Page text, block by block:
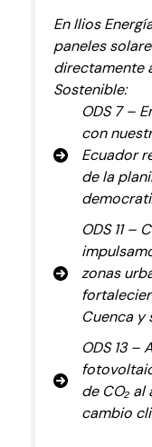
En Ilios
paneles
directamente
Sostenible:
ODS 7 –
con
Ecuador
de la
ODS 11 –
zonas
Cuenca y
ODS 13
de CO₂
cambio